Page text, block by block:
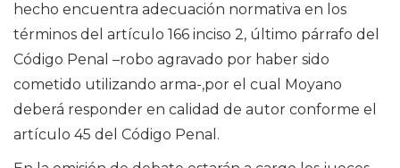
hecho encuentra adecuación normativa en los
términos del artículo 166 inciso 2, último párrafo del
Código Penal –robo agravado por haber sido
cometido utilizando arma-,por el cual Moyano
deberá responder en calidad de autor conforme el
artículo 45 del Código Penal.